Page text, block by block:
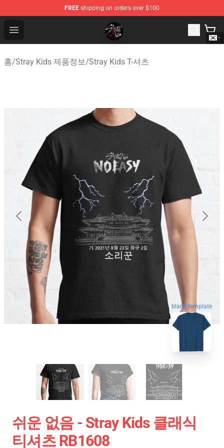
FREE shipping on orders over $100
Open menu
Stray Kids Shop - Official Stray Kids Merchandise Store
홈/Stray Kids 제품정보/Stray Kids T-셔츠
blank template
쉬운 없음 - Stray Kids 클래식
티셔츠 RB1608